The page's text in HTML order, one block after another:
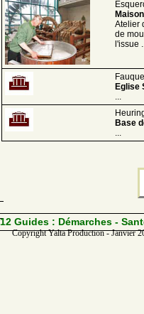
Atelier
de
l'issue
Eglise
...
Base
...
12 Guides : Démarches -
Copyright Yalta Production - Janvier